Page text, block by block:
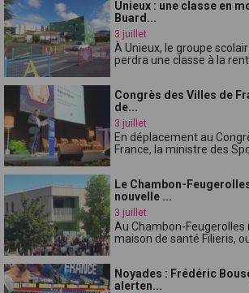
Unieux : une classe en
Buard...
3 juillet
À Unieux, le groupe
perdra une classe à la
Congrès des Villes de
de...
3 juillet
En déplacement au
France, la ministre des
Le Chambon-
nouvelle ...
3 juillet
Au Chambon-Feugerolles
maison de santé Filieris,
Noyades : Frédéric
alerten...